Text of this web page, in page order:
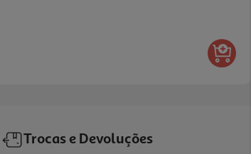
Trocas e Devoluções